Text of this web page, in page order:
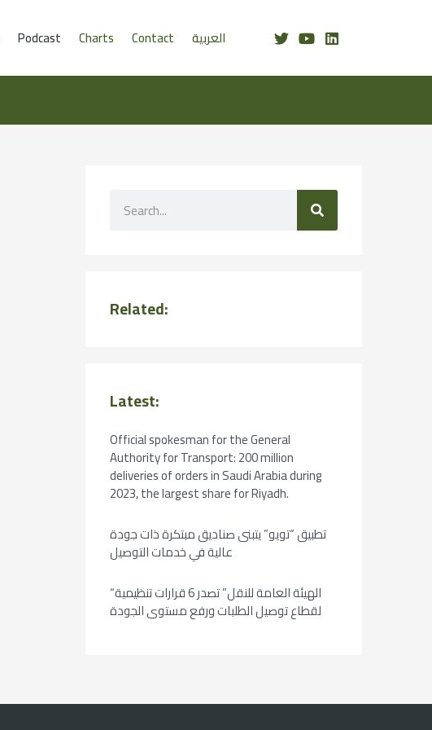
Podcast Charts Contact العربية
Related:
Latest:
Official spokesman for the General
Authority for Transport: 200 million
deliveries of orders in Saudi Arabia during
2023, the largest share for Riyadh.
تطبيق “تويو” يتبنى صناديق مبتكرة ذات جودة
عالية في خدمات التوصيل
“الهيئة العامة للنقل” تصدر 6 قرارات تنظيمية
لقطاع توصيل الطلبات ورفع مستوى الجودة